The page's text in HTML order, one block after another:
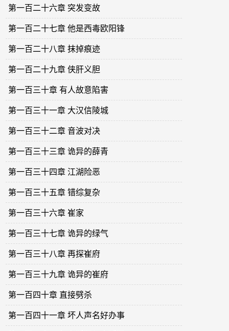
第一百二十六章 突发变故
第一百二十七章 他是西毒欧阳锋
第一百二十八章 抹掉痕迹
第一百二十九章 侠肝义胆
第一百三十章 有人故意陷害
第一百三十一章 大汉信陵城
第一百三十二章 音波对决
第一百三十三章 诡异的薛青
第一百三十四章 江湖险恶
第一百三十五章 错综复杂
第一百三十六章 崔家
第一百三十七章 诡异的绿气
第一百三十八章 再探崔府
第一百三十九章 诡异的崔府
第一百四十章 直接劈杀
第一百四十一章 坏人声名好办事